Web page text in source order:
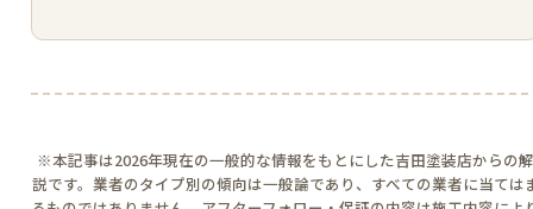
※本記事は2026年現在の一般的な情報をもとにした吉田塗装店からの解
説です。業者のタイプ別の傾向は一般論であり、すべての業者に当ては